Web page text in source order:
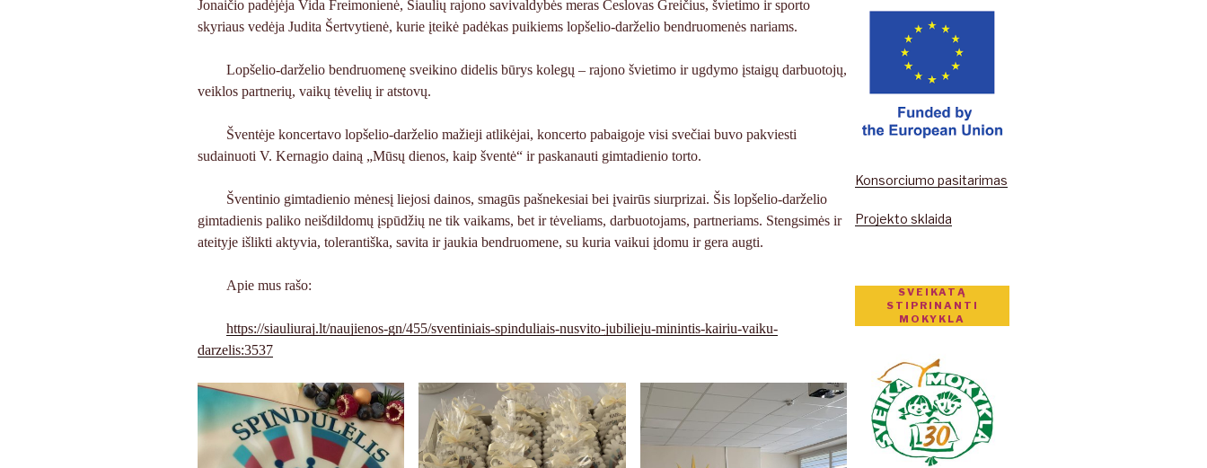
Jonaičio padėjėja Vida Freimonienė, Šiaulių rajono savivaldybės meras Česlovas Greičius, švietimo ir sporto
skyriaus vedėja Judita Šertvytienė, kurie įteikė padėkas puikiems lopšelio-darželio bendruomenės nariams.
Lopšelio-darželio bendruomenę sveikino didelis būrys kolegų – rajono švietimo ir ugdymo įstaigų darbuotojų,
veiklos partnerių, vaikų tėvelių ir atstovų.
Šventėje koncertavo lopšelio-darželio mažieji atlikėjai, koncerto pabaigoje visi svečiai buvo pakviesti
sudainuoti V. Kernagio dainą „Mūsų dienos, kaip šventė“ ir paskanauti gimtadienio torto.
Šventinio gimtadienio mėnesį liejosi dainos, smagūs pašnekesiai bei įvairūs siurprizai. Šis lopšelio-darželio
gimtadienis paliko neišdildomų įspūdžių ne tik vaikams, bet ir tėveliams, darbuotojams, partneriams. Stengsimės ir
ateityje išlikti aktyvia, tolerantiška, savita ir jaukia bendruomene, su kuria vaikui įdomu ir gera augti.
Apie mus rašo:
https://siauliuraj.lt/naujienos-gn/455/sventiniais-spinduliais-nusvito-jubilieju-minintis-kairiu-vaiku-
darzelis:3537
Konsorciumo pasitarimas
Projekto sklaida
SVEIKATĄ
STIPRINANTI
MOKYKLA